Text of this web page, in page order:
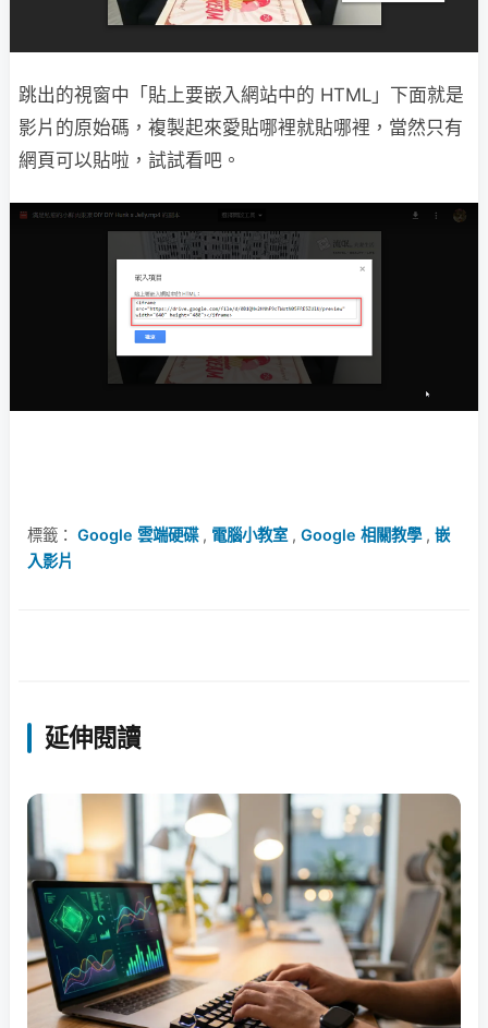
跳出的視窗中「貼上要嵌入網站中的 HTML」下面就是
影片的原始碼，複製起來愛貼哪裡就貼哪裡，當然只有
網頁可以貼啦，試試看吧。
標籤： Google 雲端硬碟, 電腦小教室 , Google 相關教學, 嵌
入影片
延伸閱讀